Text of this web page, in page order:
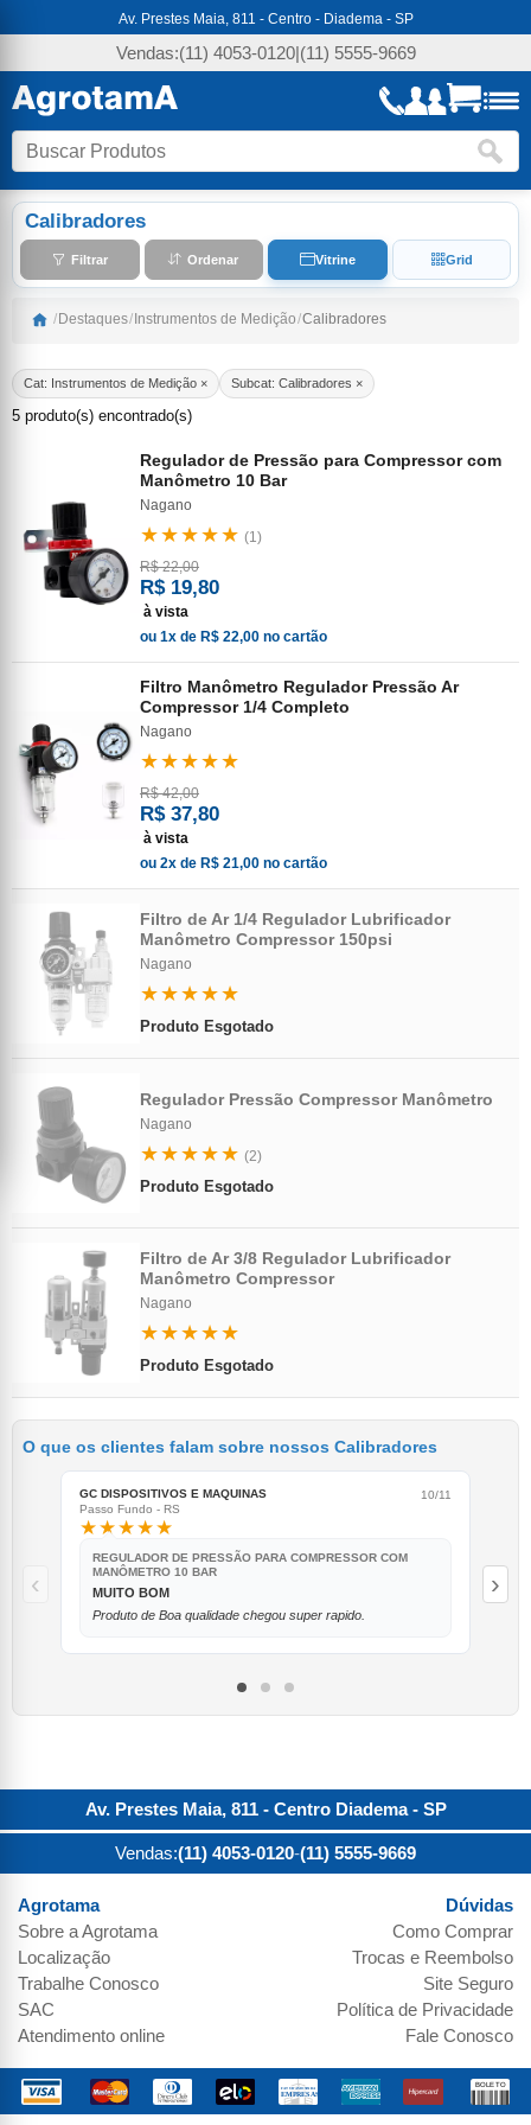
Av. Prestes Maia, 811 - Centro - Diadema - SP
Vendas:(11) 4053-0120|(11) 5555-9669
Calibradores
Filtrar Ordenar Vitrine Grid
/ Destaques/ Instrumentos de Medição/Calibradores
Cat: Instrumentos de Medição × Subcat: Calibradores ×
5 produto(s) encontrado(s)
Regulador de Pressão para Compressor com
Manômetro 10 Bar
Nagano
★★★★★ (1)
R$ 22,00
R$ 19,80
à vista
ou 1x de R$ 22,00 no cartão
Filtro Manômetro Regulador Pressão Ar
Compressor 1/4 Completo
Nagano
★★★★★
R$ 42,00
R$ 37,80
à vista
ou 2x de R$ 21,00 no cartão
Filtro de Ar 1/4 Regulador Lubrificador
Manômetro Compressor 150psi
Nagano
★★★★★
Produto Esgotado
Regulador Pressão Compressor Manômetro
Nagano
★★★★★ (2)
Produto Esgotado
Filtro de Ar 3/8 Regulador Lubrificador
Manômetro Compressor
Nagano
★★★★★
Produto Esgotado
O que os clientes falam sobre nossos Calibradores
‹
GC DISPOSITIVOS E MAQUINAS
Passo Fundo - RS
10/11
★★★★★
REGULADOR DE PRESSÃO PARA COMPRESSOR COM
MANÔMETRO 10 BAR
MUITO BOM
Produto de Boa qualidade chegou super rapido.
›
Av. Prestes Maia, 811 - Centro Diadema- SP
Vendas:(11) 4053-0120-(11) 5555-9669
Agrotama
Sobre aAgrotama
Localização
Trabalhe Conosco
SAC
Atendimento online
Dúvidas
Como Comprar
Trocas e Reembolso
Site Seguro
Política de Privacidade
Fale Conosco